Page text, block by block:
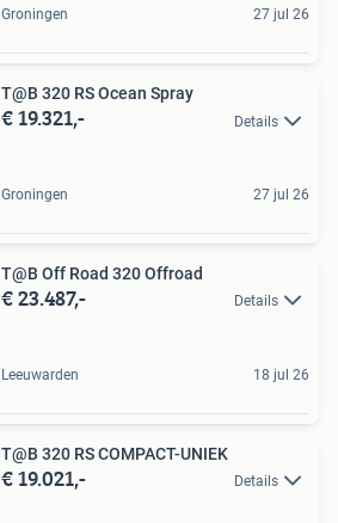
Groningen 27 jul 26
T@B 320 RS Ocean Spray
€ 19.321,- Details
Groningen 27 jul 26
T@B Off Road 320 Offroad
€ 23.487,- Details
Leeuwarden 18 jul 26
T@B 320 RS COMPACT-UNIEK
€ 19.021,- Details